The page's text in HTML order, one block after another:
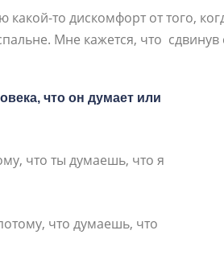
какой-то дискомфорт от того,
Мне кажется, что сдвинув
что он думает или
что ты думаешь, что я
что думаешь, что